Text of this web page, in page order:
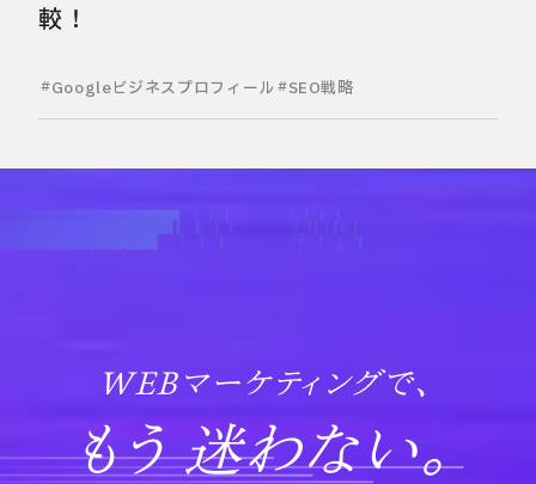
較！
Googleビジネスプロフィール SEO戦略
WEBマーケティングで、
もう 迷わない。